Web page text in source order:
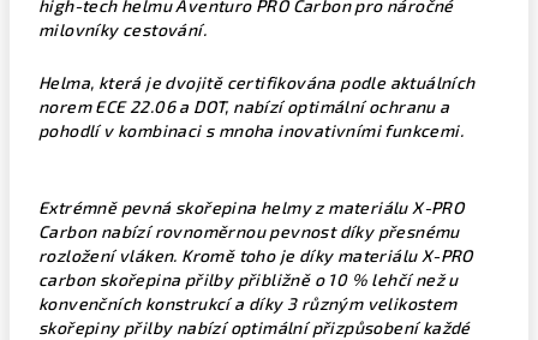
high-tech helmu Aventuro PRO Carbon pro náročné
milovníky cestování.
Helma, která je dvojitě certifikována podle aktuálních
norem ECE 22.06 a DOT, nabízí optimální ochranu a
pohodlí v kombinaci s mnoha inovativními funkcemi.
Extrémně pevná skořepina helmy z materiálu X-PRO
Carbon nabízí rovnoměrnou pevnost díky přesnému
rozložení vláken. Kromě toho je díky materiálu X-PRO
carbon skořepina přilby přibližně o 10 % lehčí než u
konvenčních konstrukcí a díky 3 různým velikostem
skořepiny přilby nabízí optimální přizpůsobení každé